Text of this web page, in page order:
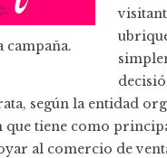
campaña.
según la entidad
que tiene como
al comercio de